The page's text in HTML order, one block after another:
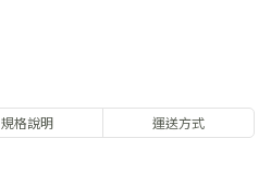
規格說明 運送方式